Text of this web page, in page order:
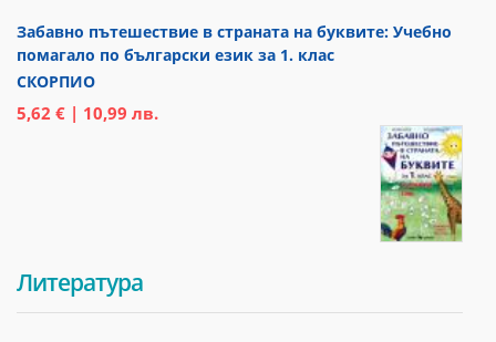
Забавно пътешествие в страната на буквите: Учебно
помагало по български език за 1. клас
СКОРПИО
5,62 € | 10,99 лв.
Литература